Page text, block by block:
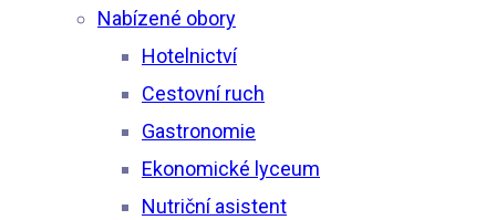
Nabízené obory
Hotelnictví
Cestovní ruch
Gastronomie
Ekonomické lyceum
Nutriční asistent